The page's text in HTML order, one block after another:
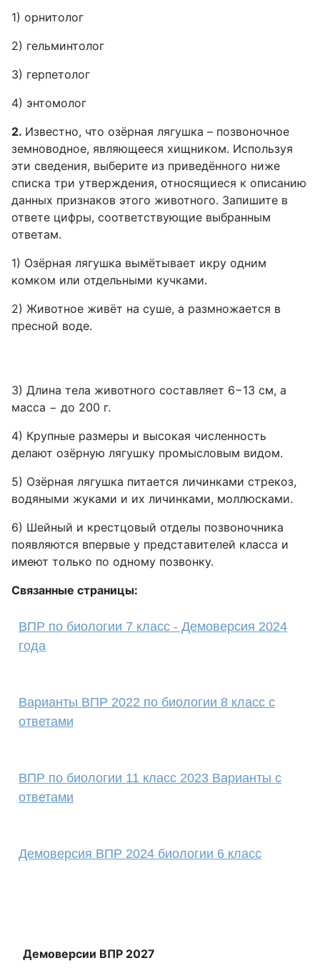
1) орнитолог
2) гельминтолог
3) герпетолог
4) энтомолог
2. Известно, что озёрная лягушка – позвоночное
земноводное, являющееся хищником. Используя
эти сведения, выберите из приведённого ниже
списка три утверждения, относящиеся к описанию
данных признаков этого животного. Запишите в
ответе цифры, соответствующие выбранным
ответам.
1) Озёрная лягушка вымётывает икру одним
комком или отдельными кучками.
2) Животное живёт на суше, а размножается в
пресной воде.
3) Длина тела животного составляет 6−13 см, а
масса − до 200 г.
4) Крупные размеры и высокая численность
делают озёрную лягушку промысловым видом.
5) Озёрная лягушка питается личинками стрекоз,
водяными жуками и их личинками, моллюсками.
6) Шейный и крестцовый отделы позвоночника
появляются впервые у представителей класса и
имеют только по одному позвонку.
Связанные страницы:
ВПР по биологии 7 класс - Демоверсия 2024
года
Варианты ВПР 2022 по биологии 8 класс с
ответами
ВПР по биологии 11 класс 2023 Варианты с
ответами
Демоверсия ВПР 2024 биологии 6 класс
Демоверсии ВПР 2027